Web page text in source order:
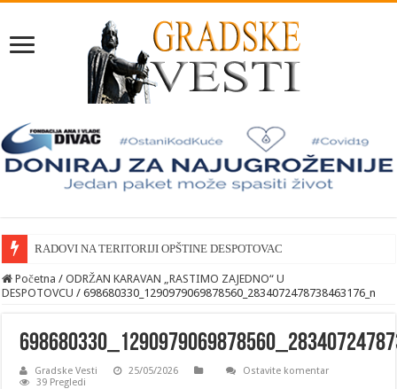
RADOVI NA TERITORIJI OPŠTINE DESPOTOVAC
Početna / ODRŽAN KARAVAN „RASTIMO ZAJEDNO“ U
DESPOTOVCU / 698680330_1290979069878560_2834072478738463176_n
Gradske Vesti 25/05/2026
Ostavite komentar
39 Pregledi